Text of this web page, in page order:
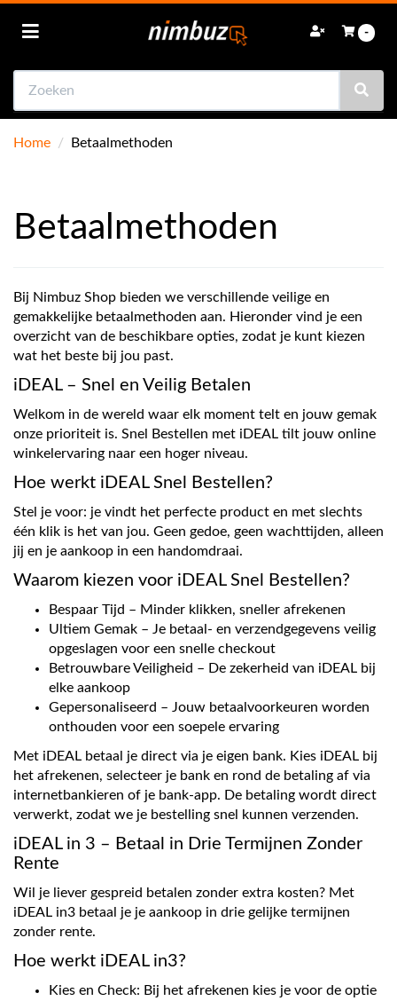
(Navigatie)
(Achteruitrijcamera's)
(Subwoofers)
(Online onderweg)
(Accessoires)
(Sale)
Toggle navigation -
Home / Betaalmethoden
Betaalmethoden
Bij Nimbuz Shop bieden we verschillende veilige en
gemakkelijke betaalmethoden aan. Hieronder vind je een
overzicht van de beschikbare opties, zodat je kunt kiezen
wat het beste bij jou past.
iDEAL – Snel en Veilig Betalen
Welkom in de wereld waar elk moment telt en jouw gemak
onze prioriteit is. Snel Bestellen met iDEAL tilt jouw online
winkelervaring naar een hoger niveau.
Hoe werkt iDEAL Snel Bestellen?
Stel je voor: je vindt het perfecte product en met slechts
één klik is het van jou. Geen gedoe, geen wachttijden, alleen
jij en je aankoop in een handomdraai.
Waarom kiezen voor iDEAL Snel Bestellen?
Bespaar Tijd – Minder klikken, sneller afrekenen
Ultiem Gemak – Je betaal- en verzendgegevens veilig
opgeslagen voor een snelle checkout
Betrouwbare Veiligheid – De zekerheid van iDEAL bij
elke aankoop
Gepersonaliseerd – Jouw betaalvoorkeuren worden
onthouden voor een soepele ervaring
Met iDEAL betaal je direct via je eigen bank. Kies iDEAL bij
het afrekenen, selecteer je bank en rond de betaling af via
internetbankieren of je bank-app. De betaling wordt direct
verwerkt, zodat we je bestelling snel kunnen verzenden.
iDEAL in 3 – Betaal in Drie Termijnen Zonder
Rente
Wil je liever gespreid betalen zonder extra kosten? Met
iDEAL in3 betaal je je aankoop in drie gelijke termijnen
zonder rente.
Hoe werkt iDEAL in3?
Kies en Check: Bij het afrekenen kies je voor de optie